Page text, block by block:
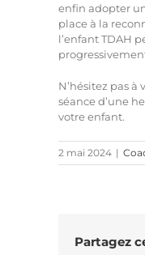
enfin adopter
place à la
l’enfant TDAH
N’hésitez pas à
séance d’une
votre enfant.
2 mai 2024 |
Partagez